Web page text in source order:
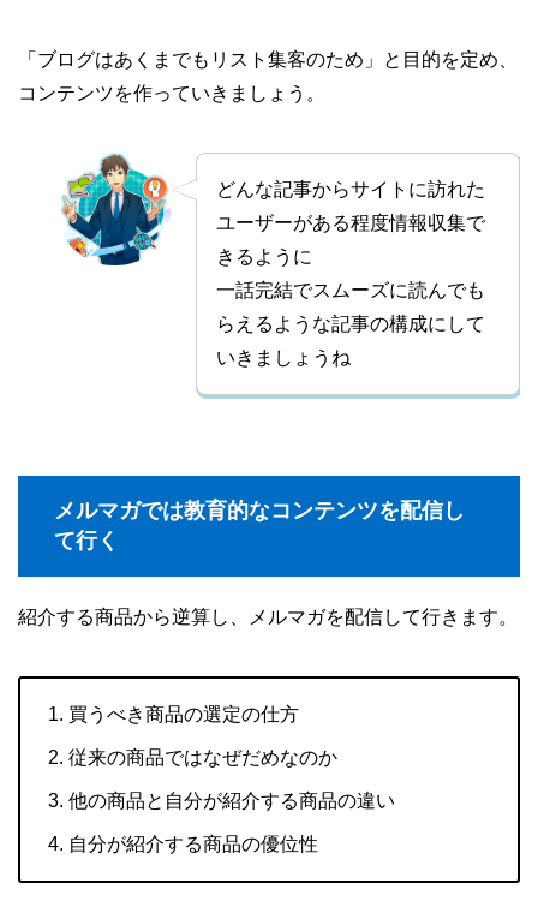
「ブログはあくまでもリスト集客のため」と目的を定め、
コンテンツを作っていきましょう。
どんな記事からサイトに訪れた
ユーザーがある程度情報収集で
きるように
一話完結でスムーズに読んでも
らえるような記事の構成にして
いきましょうね
メルマガでは教育的なコンテンツを配信し
て行く
紹介する商品から逆算し、メルマガを配信して行きます。
買うべき商品の選定の仕方
従来の商品ではなぜだめなのか
他の商品と自分が紹介する商品の違い
自分が紹介する商品の優位性